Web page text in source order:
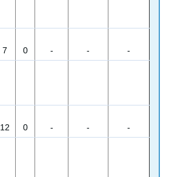
7 0 - - -
12 0 - - -